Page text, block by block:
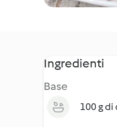
Ingredienti
Base
100 g